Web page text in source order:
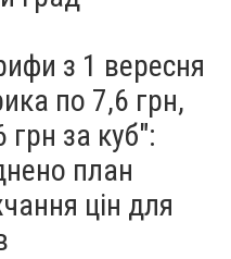
з 1 вересня
по 7,6 грн,
грн за куб":
план
цін для